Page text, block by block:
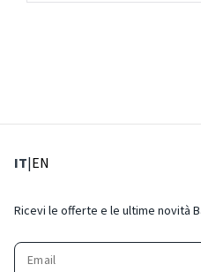
IT: Lingua corrente
|EN
Ricevi le offerte e le ultime novità